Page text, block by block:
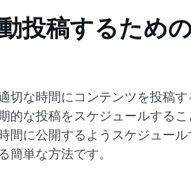
投稿するため
切な時間にコンテンツを投稿
的な投稿をスケジュールする
間に公開するようスケジュー
簡単な方法です。